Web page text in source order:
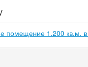
помещение 1.200 кв.м.